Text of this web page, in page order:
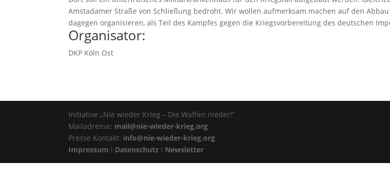
Amstadamer Straße von Schließung bedroht. Wir wollen aufmerksam machen auf den
dagegen organisieren, als Teil des Kampfes gegen die Kriegsvorbereitung des deutschen
Organisator:
DKP Köln Ost
Initiative „Nie wieder Krieg – Die Waffen nieder!“
Mailadresse: mail@nie-wieder-krieg.org
Presse Kontakt: info@nie-wieder-krieg.org
Impressum I Datenschutz I Newsletter